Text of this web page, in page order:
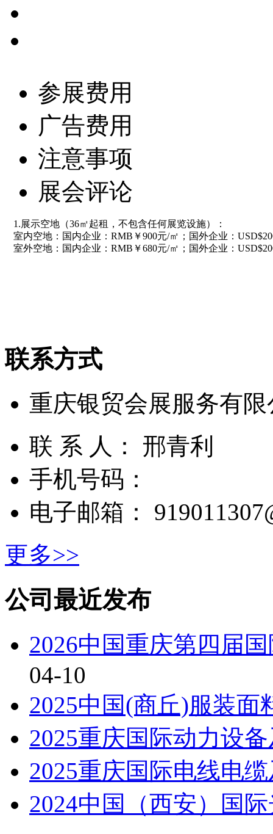
参展费用
广告费用
注意事项
展会评论
1.展示空地（36㎡起租，不包含任何展览设施）：
室内空地：国内企业：RMB￥900元/㎡；国外企业：
室外空地：国内企业：RMB￥680元/㎡；国外企业：
联系方式
重庆银贸会展服务有限
联 系 人： 邢青利
手机号码：
电子邮箱：
更多>>
公司最近发布
2026中国重庆第四届
04-10
2025中国(商丘)服装面
2025重庆国际动力设
2025重庆国际电线电
2024中国（西安）国